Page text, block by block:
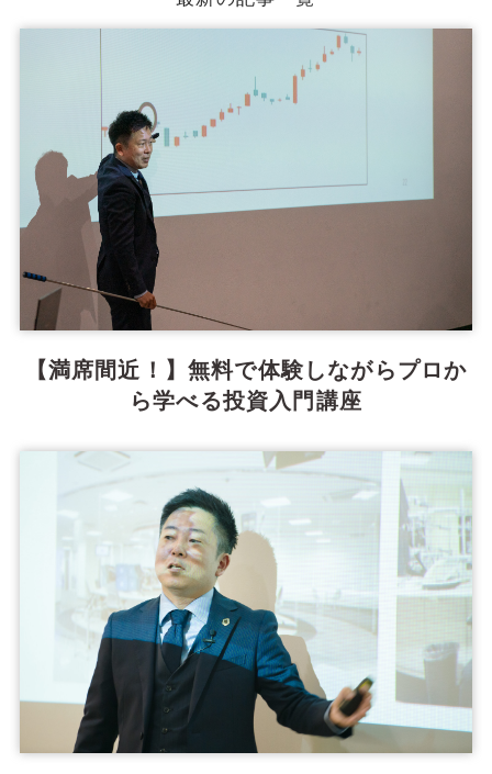
【満席間近！】無料で体験しながらプロか
ら学べる投資入門講座